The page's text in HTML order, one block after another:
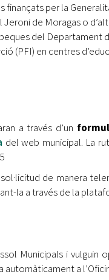
finançats per la
de Moragas o
del Departament
(PFI) en centres
a través d’un
del web municipal. La
de manera
la a través de la
Municipals i vulguin
a